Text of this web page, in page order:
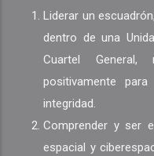
Liderar un
dentro de una
Cuartel
positivamente
integridad.
Comprender y ser
espacial y